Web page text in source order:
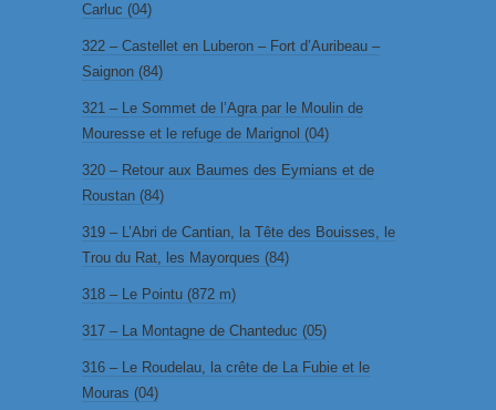
Carluc (04)
322 – Castellet en Luberon – Fort d’Auribeau –
Saignon (84)
321 – Le Sommet de l’Agra par le Moulin de
Mouresse et le refuge de Marignol (04)
320 – Retour aux Baumes des Eymians et de
Roustan (84)
319 – L’Abri de Cantian, la Tête des Bouisses, le
Trou du Rat, les Mayorques (84)
318 – Le Pointu (872 m)
317 – La Montagne de Chanteduc (05)
316 – Le Roudelau, la crête de La Fubie et le
Mouras (04)